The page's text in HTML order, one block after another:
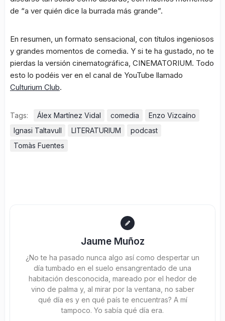
de “a ver quién dice la burrada más grande”.
En resumen, un formato sensacional, con títulos ingeniosos
y grandes momentos de comedia. Y si te ha gustado, no te
pierdas la versión cinematográfica, CINEMATORIUM. Todo
esto lo podéis ver en el canal de YouTube llamado
Culturium Club.
Tags: Álex Martínez Vidal comedia
Enzo Vizcaíno
Ignasi Taltavull
LITERATURIUM
podcast
Tomàs Fuentes
Jaume Muñoz
¿No te ha pasado nunca algo así como despertar un
día tumbado en el suelo ensangrentado de una
habitación desconocida, mareado por el hedor de
vino de palma y, al mirar por la ventana, no saber
qué día es y en qué país te encuentras? A mí
tampoco. Yo sabía qué día era.